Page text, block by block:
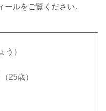
ルをご覧ください。
う）
25歳）